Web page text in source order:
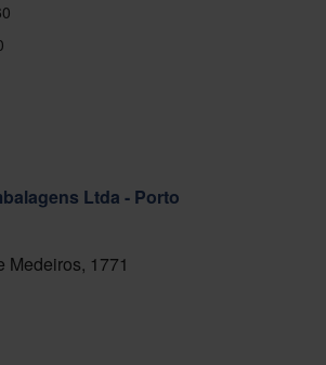
Ltda - Porto
Medeiros, 1771